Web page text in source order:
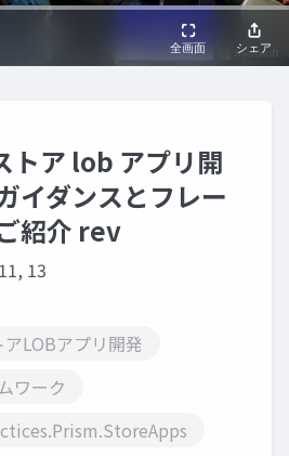
ア lob アプリ開
イダンスとフレー
紹介 rev
13
LOBアプリ開発
ワーク